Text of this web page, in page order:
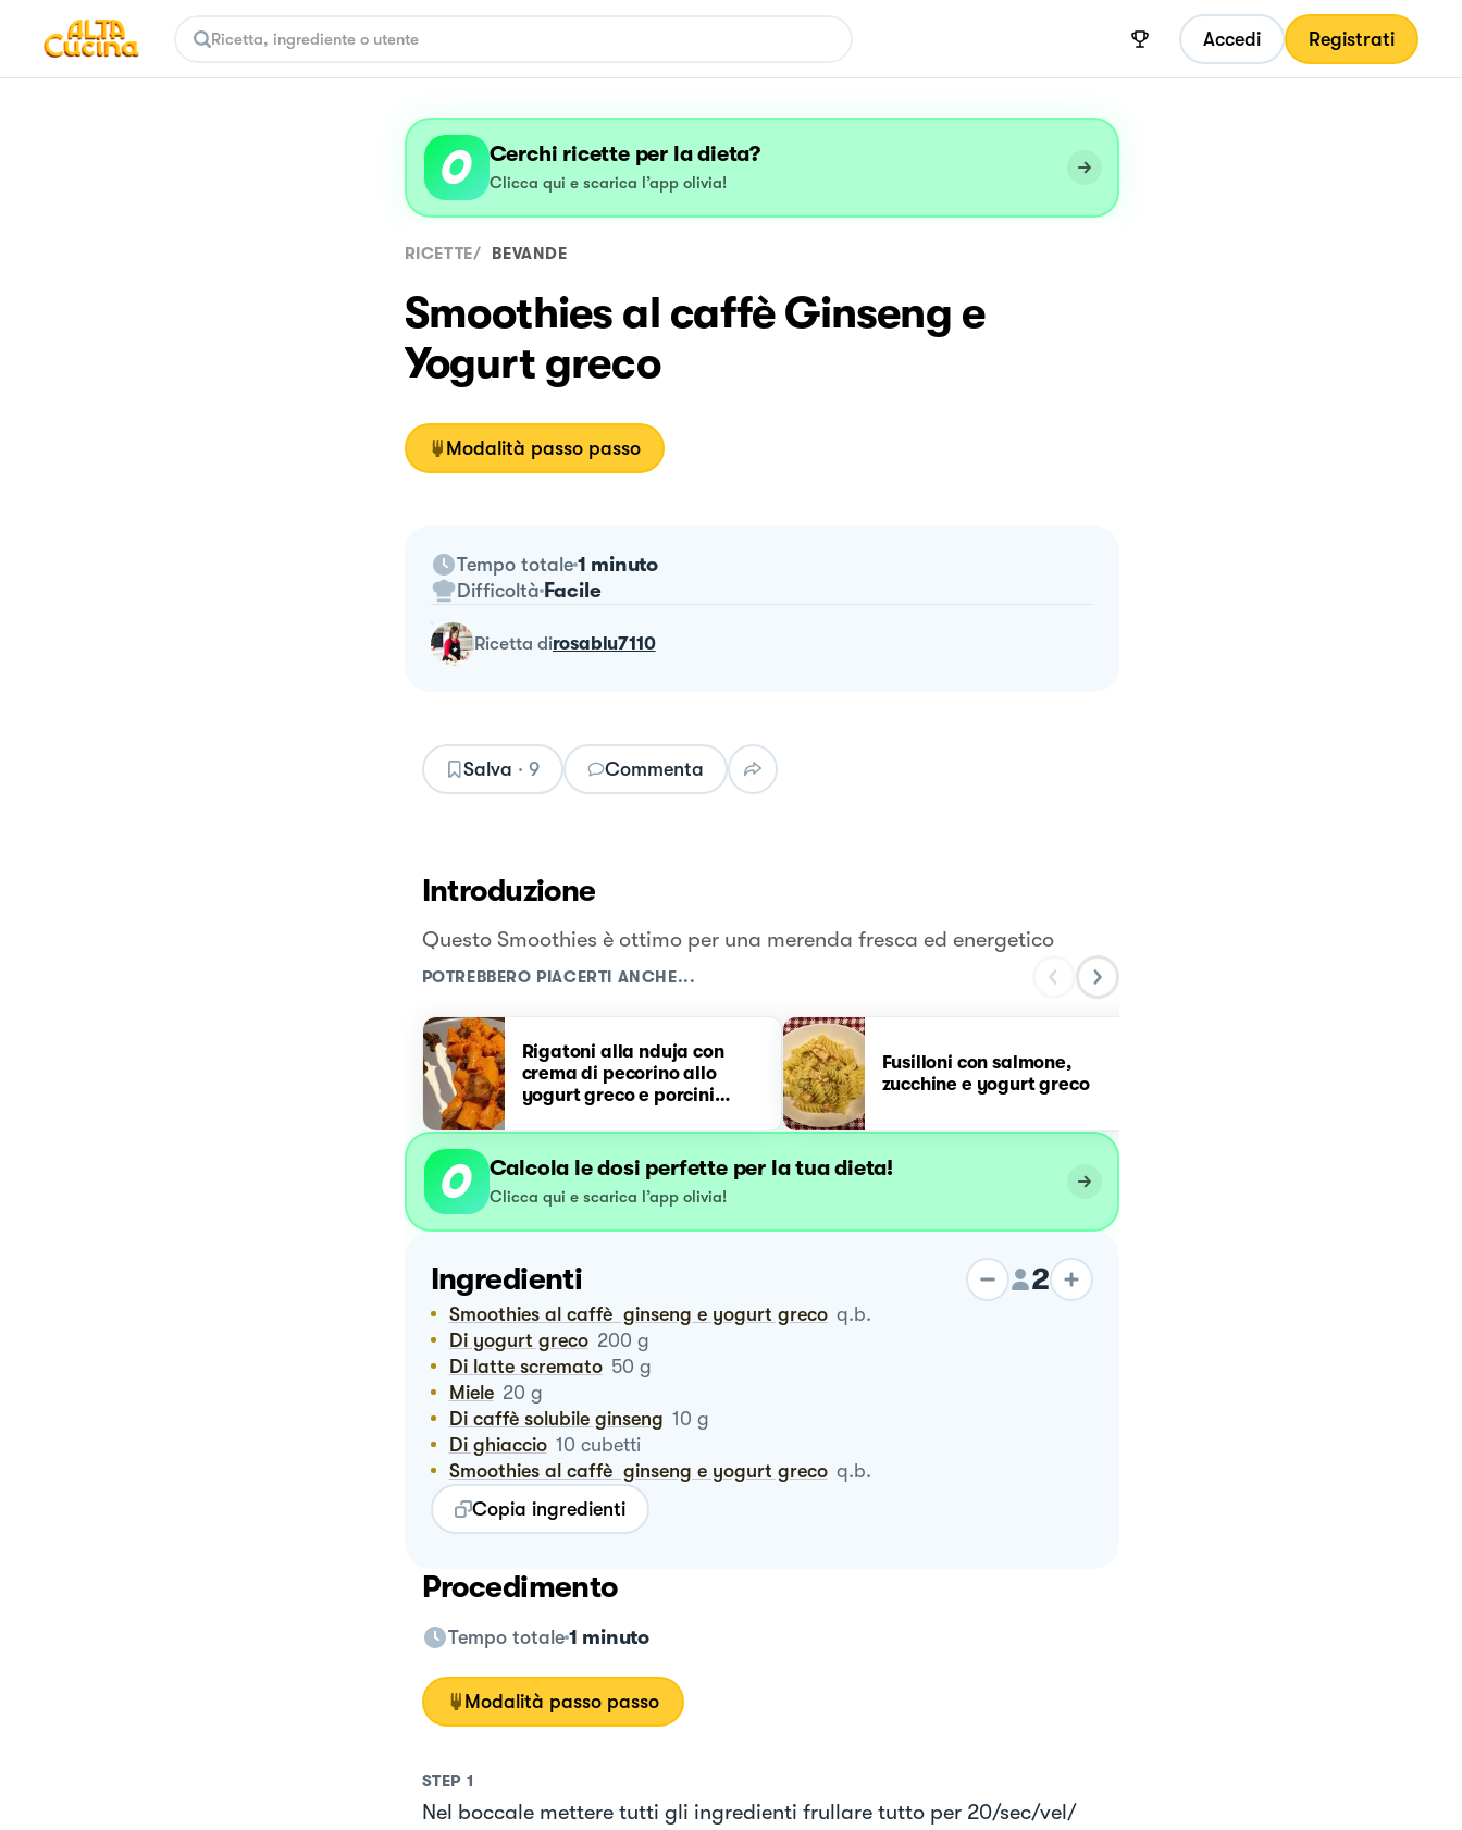
Accedi Registrati
Cerchi ricette per la dieta?
Clicca qui e scarica l’app olivia!
RICETTE/ BEVANDE
Smoothies al caffè Ginseng e
Yogurt greco
Modalità passo passo
Tempo totale 1 minuto
Difficoltà Facile
ricetta dirosablu7110
Salva · 9 Commenta
Introduzione
Questo Smoothies è ottimo per una merenda fresca ed energetico
POTREBBERO PIACERTI ANCHE...
Rigatoni alla nduja con
crema di pecorino allo
yogurt greco e porcini
Fusilloni con salmone,
zucchine e yogurt greco
Calcola le dosi perfette per la tua dieta!
Clicca qui e scarica l’app olivia!
Ingredienti 2
Smoothies al caffè ginseng e yogurt greco q.b.
Di yogurt greco 200 g
Di latte scremato 50 g
Miele 20 g
Di caffè solubile ginseng 10 g
Di ghiaccio 10 cubetti
Smoothies al caffè ginseng e yogurt greco q.b.
Copia ingredienti
Procedimento
Tempo totale 1 minuto
Modalità passo passo
STEP 1
Nel boccale mettere tutti gli ingredienti frullare tutto per 20/sec/vel/